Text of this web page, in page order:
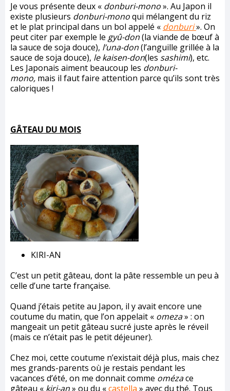
Je vous présente deux « donburi-mono». Au Japon il
existe plusieurs donburi-monoqui mélangent du riz
et le plat principal dans un bol appelé « donburi». On
peut citer par exemple le gyû-don(la viande de bœuf à
la sauce de soja douce), l’una-don(l’anguille grillée à la
sauce de soja douce), le kaisen-don(les sashimi), etc.
Les Japonais aiment beaucoup les donburi-
mono, mais il faut faire attention parce qu’ils sont très
caloriques !
GÂTEAU DU MOIS
KIRI-AN
C’est un petit gâteau, dont la pâte ressemble un peu à
celle d’une tarte française.
Quand j’étais petite au Japon, il y avait encore une
coutume du matin, que l’on appelait « omeza» : on
mangeait un petit gâteau sucré juste après le réveil
(mais ce n’était pas le petit déjeuner).
Chez moi, cette coutume n’existait déjà plus, mais chez
mes grands-parents où je restais pendant les
vacances d’été, on me donnait comme omézace
gâteau « kiri-an» ou du «castella » avec du thé. Tous